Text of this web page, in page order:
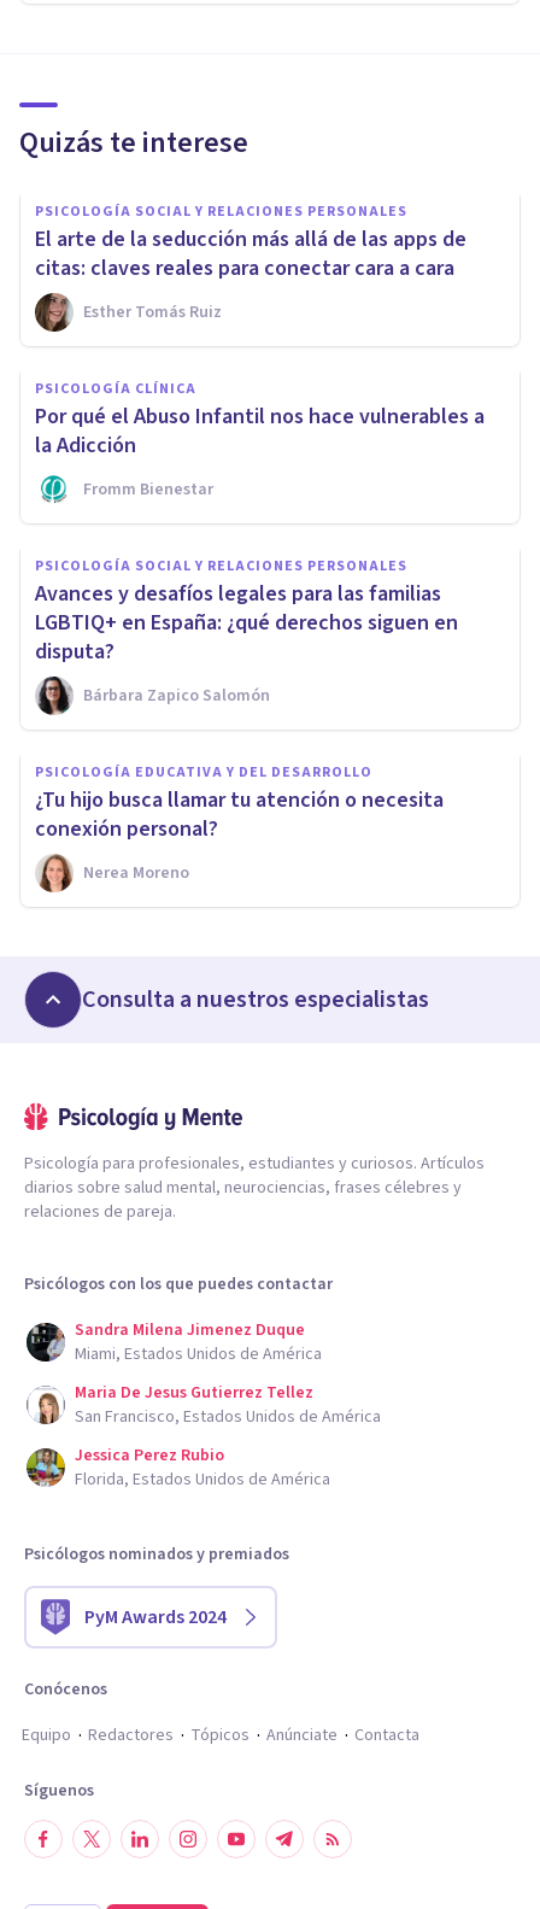
Quizás te interese
PSICOLOGÍA SOCIAL Y RELACIONES PERSONALES
El arte de la seducción más allá de las apps de
citas: claves reales para conectar cara a cara
Esther Tomás Ruiz
PSICOLOGÍA CLÍNICA
Por qué el Abuso Infantil nos hace vulnerables a
la Adicción
Fromm Bienestar
PSICOLOGÍA SOCIAL Y RELACIONES PERSONALES
Avances y desafíos legales para las familias
LGBTIQ+ en España: ¿qué derechos siguen en
disputa?
Bárbara Zapico Salomón
PSICOLOGÍA EDUCATIVA Y DEL DESARROLLO
¿Tu hijo busca llamar tu atención o necesita
conexión personal?
Nerea Moreno
Consulta a nuestros especialistas
Psicología para profesionales, estudiantes y curiosos. Artículos
diarios sobre salud mental, neurociencias, frases célebres y
relaciones de pareja.
Psicólogos con los que puedes contactar
Sandra Milena Jimenez Duque
Miami, Estados Unidos de América
Maria De Jesus Gutierrez Tellez
San Francisco, Estados Unidos de América
Jessica Perez Rubio
Florida, Estados Unidos de América
Psicólogos nominados y premiados
PyM Awards 2024
Conócenos
Equipo
Redactores Tópicos Anúnciate Contacta
Síguenos